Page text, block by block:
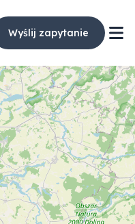
Wyślij zapytanie